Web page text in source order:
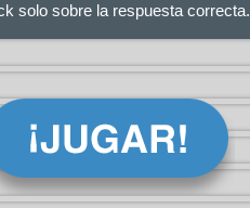
solo sobre la respuesta correcta.